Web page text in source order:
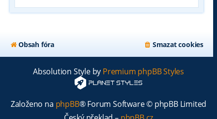
Obsah fóra Smazat cookies
Absolution Style by Premium phpBB Styles
Založeno na phpBB® Forum Software © phpBB Limited